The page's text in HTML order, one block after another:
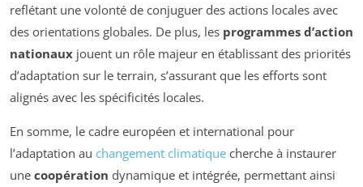
reflétant une volonté de conjuguer des actions locales avec
des orientations globales. De plus, les programmes d’action
nationaux jouent un rôle majeur en établissant des priorités
d’adaptation sur le terrain, s’assurant que les efforts sont
alignés avec les spécificités locales.
En somme, le cadre européen et international pour
l’adaptation au changement climatique cherche à instaurer
une coopération dynamique et intégrée, permettant ainsi